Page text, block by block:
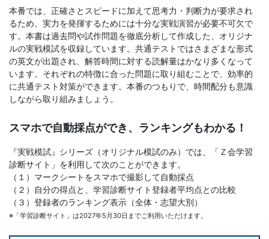
芸
書
ま
で
本番では、正確さとスピードに加えて思考力・判断力が要求され
るため、実力を発揮するためには十分な実戦演習が必要不可欠で
す。本書は過去問や試作問題を徹底分析して作成した、オリジナ
ルの実戦模試を収録しています。共通テストではさまざまな形式
の英文が出題され、解答時間に対する読解量はかなり多くなって
います。それぞれの特徴に合った問題に取り組むことで、効率的
に共通テスト対策ができます。本番のつもりで、時間配分も意識
しながら取り組みましょう。
スマホで自動採点ができ、ランキングもわかる！
『実戦模試』シリーズ（オリジナル模試のみ）では、「Ｚ会学習
診断サイト」を利用して次のことができます。
（１）マークシートをスマホで撮影して自動採点
（２）自分の得点と、学習診断サイト登録者平均点との比較
（３）登録者のランキング表示（全体・志望大別）
※「学習診断サイト」は2027年5月30日までご利用いただけます。